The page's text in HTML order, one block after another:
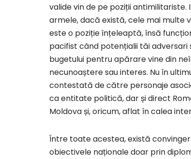
valide vin de pe poziții
armele, dacă există, cele mai multe
este o poziție înțeleaptă, însă
pacifist când potențialii tăi
bugetului pentru apărare vine din
necunoaștere sau interes. Nu în
contestată de către personaje
ca entitate politică, dar și direct
Moldova și, oricum, aflat în calea
Între toate acestea, există
obiectivele naționale doar prin